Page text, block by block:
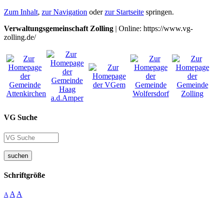
Zum Inhalt, zur Navigation oderzur Startseite springen.
Verwaltungsgemeinschaft Zolling | Online: https://www.vg-
zolling.de/
VG Suche
suchen
Schriftgröße
A A A